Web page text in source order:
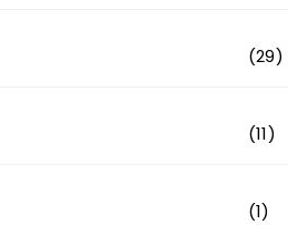
(29)
(11)
(1)